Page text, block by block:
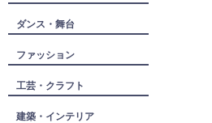
ダンス・舞台
ファッション
工芸・クラフト
建築・インテリア